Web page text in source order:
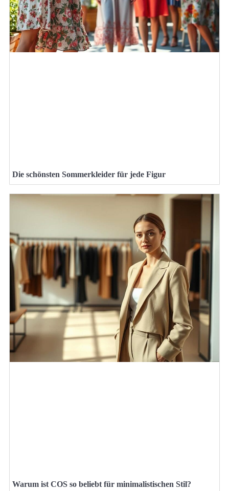
Die schönsten Sommerkleider für jede Figur
Warum ist COS so beliebt für minimalistischen Stil?